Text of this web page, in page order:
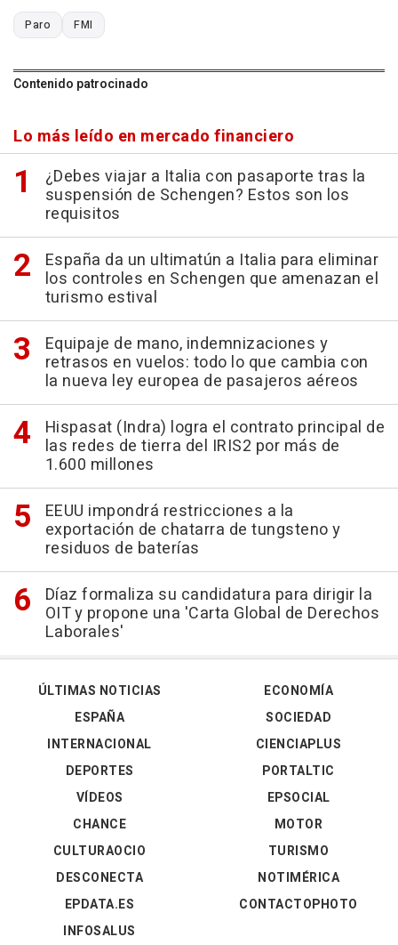
Paro FMI
Contenido patrocinado
Lo más leído en mercado financiero
¿Debes viajar a Italia con pasaporte tras la
suspensión de Schengen? Estos son los
requisitos
España da un ultimatún a Italia para eliminar
los controles en Schengen que amenazan el
turismo estival
Equipaje de mano, indemnizaciones y
retrasos en vuelos: todo lo que cambia con
la nueva ley europea de pasajeros aéreos
Hispasat (Indra) logra el contrato principal de
las redes de tierra del IRIS2 por más de
1.600 millones
EEUU impondrá restricciones a la
exportación de chatarra de tungsteno y
residuos de baterías
Díaz formaliza su candidatura para dirigir la
OIT y propone una 'Carta Global de Derechos
Laborales'
ÚLTIMAS NOTICIAS
ESPAÑA
INTERNACIONAL
DEPORTES
VÍDEOS
ECONOMÍA
SOCIEDAD
CIENCIAPLUS
PORTALTIC
EPSOCIAL
CHANCE
CULTURAOCIO
DESCONECTA
EPDATA.ES
INFOSALUS
MOTOR
TURISMO
NOTIMÉRICA
CONTACTOPHOTO